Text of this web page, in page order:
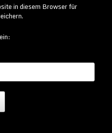
in diesem Browser für